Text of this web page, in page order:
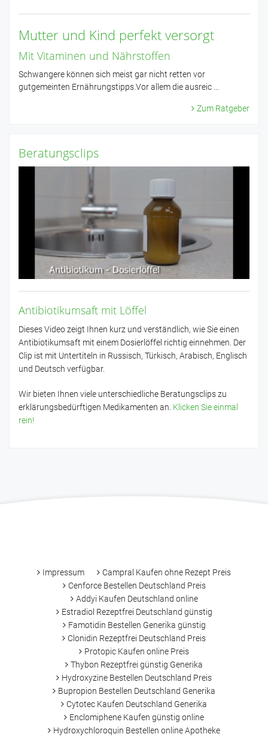
Mutter und Kind perfekt versorgt
Mit Vitaminen und Nährstoffen
Schwangere können sich meist gar nicht retten vor
gutgemeinten Ernährungstipps.Vor allem die ausreic ...
Zum Ratgeber
Beratungsclips
Antibiotikumsaft mit Löffel
Dieses Video zeigt Ihnen kurz und verständlich, wie Sie einen
Antibiotikumsaft mit einem Dosierlöffel richtig einnehmen. Der
Clip ist mit Untertiteln in Russisch, Türkisch, Arabisch, Englisch
und Deutsch verfügbar.
Wir bieten Ihnen viele unterschiedliche Beratungsclips zu
erklärungsbedürftigen Medikamenten an. Klicken Sie einmal
rein!
Impressum
Campral Kaufen ohne Rezept Preis
Cenforce Bestellen Deutschland Preis
Addyi Kaufen Deutschland online
Estradiol Rezeptfrei Deutschland günstig
Famotidin Bestellen Generika günstig
Clonidin Rezeptfrei Deutschland Preis
Protopic Kaufen online Preis
Thybon Rezeptfrei günstig Generika
Hydroxyzine Bestellen Deutschland Preis
Bupropion Bestellen Deutschland Generika
Cytotec Kaufen Deutschland Generika
Enclomiphene Kaufen günstig online
Hydroxychloroquin Bestellen online Apotheke